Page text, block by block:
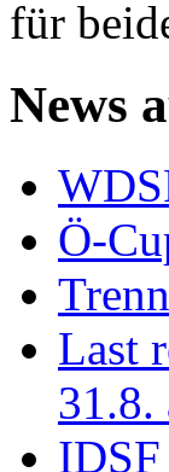
für
News
Ö-
Last
31.8.